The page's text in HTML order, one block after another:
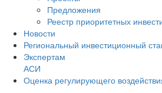
Предложения
Реестр приоритетных
Новости
Региональный инвестиционный
Экспертам
АСИ
Оценка регулирующего